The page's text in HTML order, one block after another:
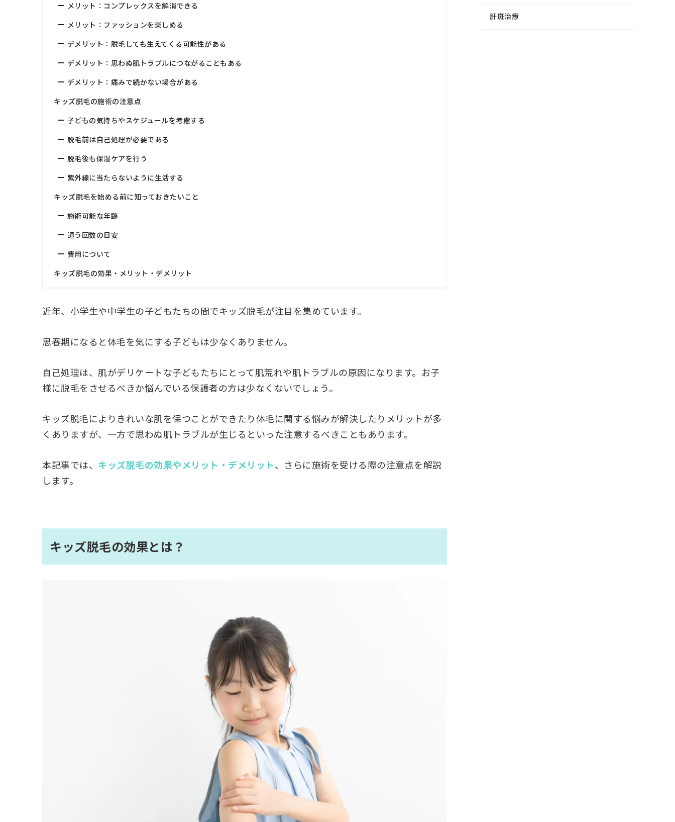
メリット：コンプレックスを解消できる
メリット：ファッションを楽しめる
デメリット：脱毛しても生えてくる可能性がある
デメリット：思わぬ肌トラブルにつながることもある
デメリット：痛みで続かない場合がある
キッズ脱毛の施術の注意点
子どもの気持ちやスケジュールを考慮する
脱毛前は自己処理が必要である
脱毛後も保湿ケアを行う
紫外線に当たらないように生活する
キッズ脱毛を始める前に知っておきたいこと
施術可能な年齢
通う回数の目安
費用について
キッズ脱毛の効果・メリット・デメリット
近年、小学生や中学生の子どもたちの間でキッズ脱毛が注目を集めています。
思春期になると体毛を気にする子どもは少なくありません。
自己処理は、肌がデリケートな子どもたちにとって肌荒れや肌トラブルの原因になります。お子
様に脱毛をさせるべきか悩んでいる保護者の方は少なくないでしょう。
キッズ脱毛によりきれいな肌を保つことができたり体毛に関する悩みが解決したりメリットが多
くありますが、一方で思わぬ肌トラブルが生じるといった注意するべきこともあります。
本記事では、 キッズ脱毛の効果やメリット・デメリット、さらに施術を受ける際の注意点を解説
します。
キッズ脱毛の効果とは？
肝斑治療